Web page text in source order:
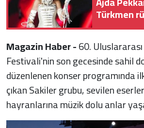
Türkmen
Magazin Haber -60.
Festivali'nin son gecesinde sahil
düzenlenen konser programında
çıkan Sakiler grubu, sevilen
hayranlarına müzik dolu anlar